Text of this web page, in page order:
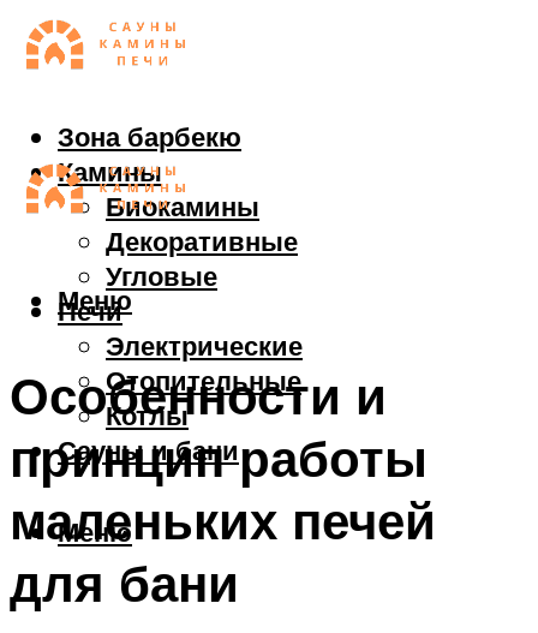
Зона барбекю
Камины
Биокамины
Декоративные
Угловые
Печи
Электрические
Отопительные
Котлы
Сауны и бани
Меню
Меню
Особенности и
принцип работы
маленьких печей
для бани